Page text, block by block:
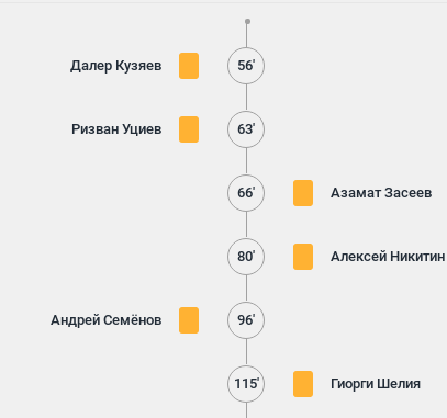
Далер Кузяев 56'
Ризван Уциев 63'
66' Азамат Засеев
80' Алексей Никитин
Андрей Семёнов 96'
115' Гиорги Шелия